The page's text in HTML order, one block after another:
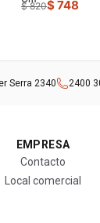
$ 820$ 748
Serra 2340 2400
EMPRESA
Contacto
Local comercial